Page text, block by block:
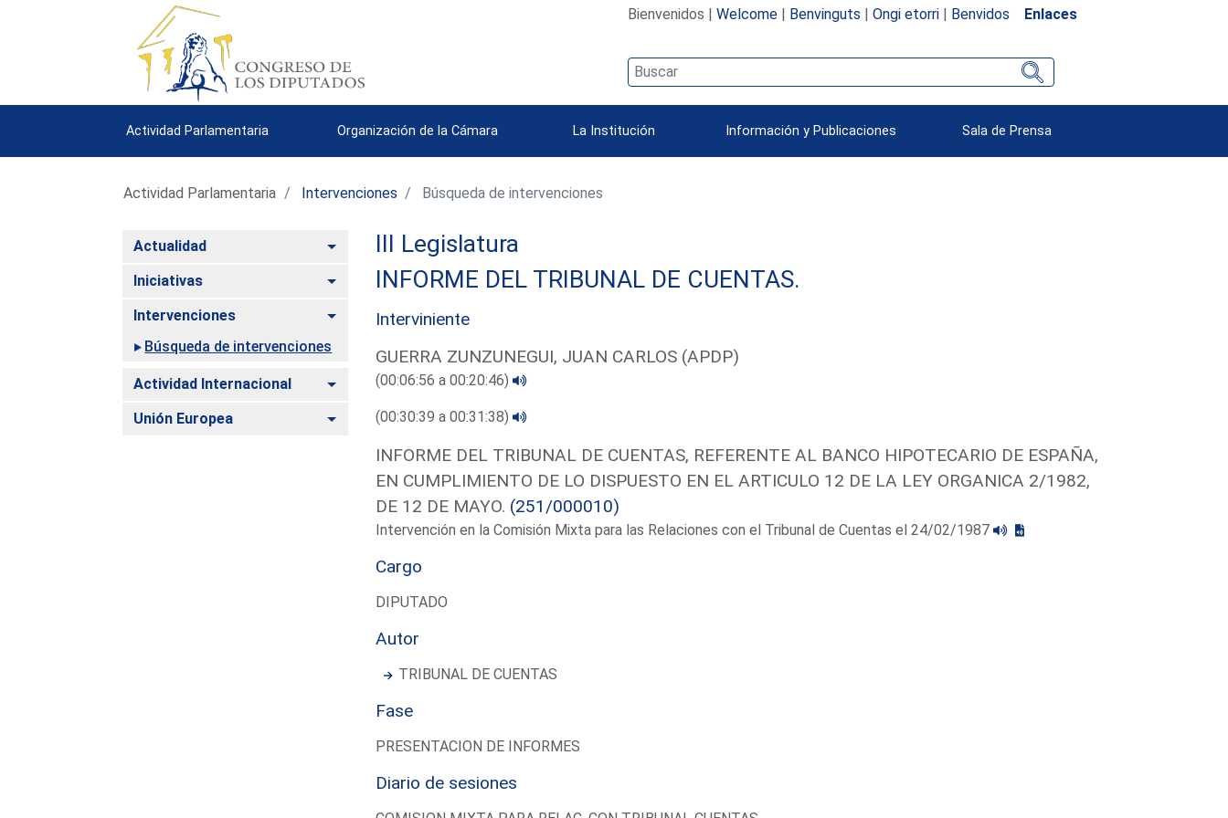
Bienvenidos | Welcome| Benvinguts | Ongi etorri| Benvidos Enlaces
Actividad Parlamentaria Organización de la Cámara La Institución Información y Publicaciones Sala de Prensa
Actividad Parlamentaria Intervenciones Búsqueda de intervenciones
Actualidad Alternar
Iniciativas Alternar
Intervenciones
Alternar
Búsqueda de intervenciones
Actividad Internacional Alternar
Unión Europea Alternar
III Legislatura
INFORME DEL TRIBUNAL DE CUENTAS.
Interviniente
GUERRA ZUNZUNEGUI, JUAN CARLOS (APDP)
(00:06:56 a 00:20:46)
(00:30:39 a 00:31:38)
INFORME DEL TRIBUNAL DE CUENTAS, REFERENTE AL BANCO HIPOTECARIO DE ESPAÑA,
EN CUMPLIMIENTO DE LO DISPUESTO EN EL ARTICULO 12 DE LA LEY ORGANICA 2/1982,
DE 12 DE MAYO. (251/000010)
Intervención en la Comisión Mixta para las Relaciones con el Tribunal de Cuentas el 24/02/1987
Cargo
DIPUTADO
Autor
TRIBUNAL DE CUENTAS
Fase
PRESENTACION DE INFORMES
Diario de sesiones